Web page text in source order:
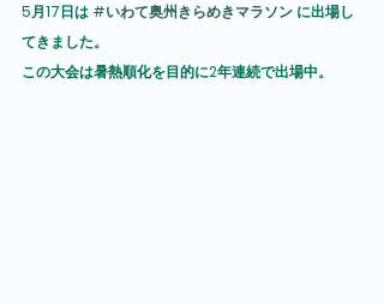
5月17日は #いわて奥州きらめきマラソン に出場し
てきました。
この大会は暑熱順化を目的に2年連続で出場中。